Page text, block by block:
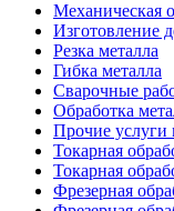
Механическая
Изготовление
Резка металла
Гибка металла
Сварочные
Обработка
Прочие услуги
Токарная
Токарная
Фрезерная